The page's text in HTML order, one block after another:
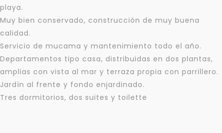
playa.
Muy bien conservado, construcción de muy buena
calidad.
Servicio de mucama y mantenimiento todo el año.
Departamentos tipo casa, distribuidas en dos plantas,
amplias con vista al mar y terraza propia con parrillero.
Jardín al frente y fondo enjardinado.
Tres dormitorios, dos suites y toilette